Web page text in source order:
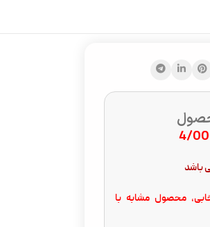
باشد
محصول مشابه با